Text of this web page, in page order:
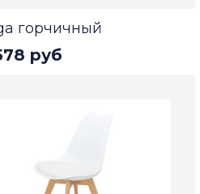
горчичный
руб